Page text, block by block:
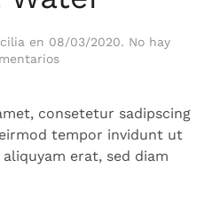
en 08/03/2020. No hay
en
consetetur sadipscing
tempor invidunt ut
erat, sed diam